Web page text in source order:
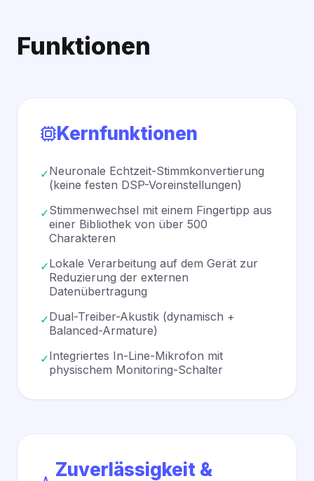
Funktionen
Kernfunktionen
✓Neuronale Echtzeit-Stimmkonvertierung
(keine festen DSP-Voreinstellungen)
✓Stimmenwechsel mit einem Fingertipp aus
einer Bibliothek von über 500
Charakteren
✓Lokale Verarbeitung auf dem Gerät zur
Reduzierung der externen
Datenübertragung
✓Dual-Treiber-Akustik (dynamisch +
Balanced-Armature)
✓Integriertes In-Line-Mikrofon mit
physischem Monitoring-Schalter
Zuverlässigkeit &